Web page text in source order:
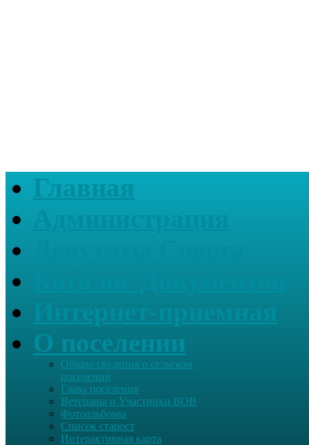
Главная
О поселении
Общие сведения о сельском
поселении
Глава поселения
Ветераны и Участники ВОВ
Фотоальбомы
Список старост
Интерактивная карта